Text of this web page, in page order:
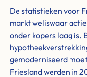
De statistieken voor
markt weliswaar
onder kopers laag is.
gemoderniseerd
Friesland werden in